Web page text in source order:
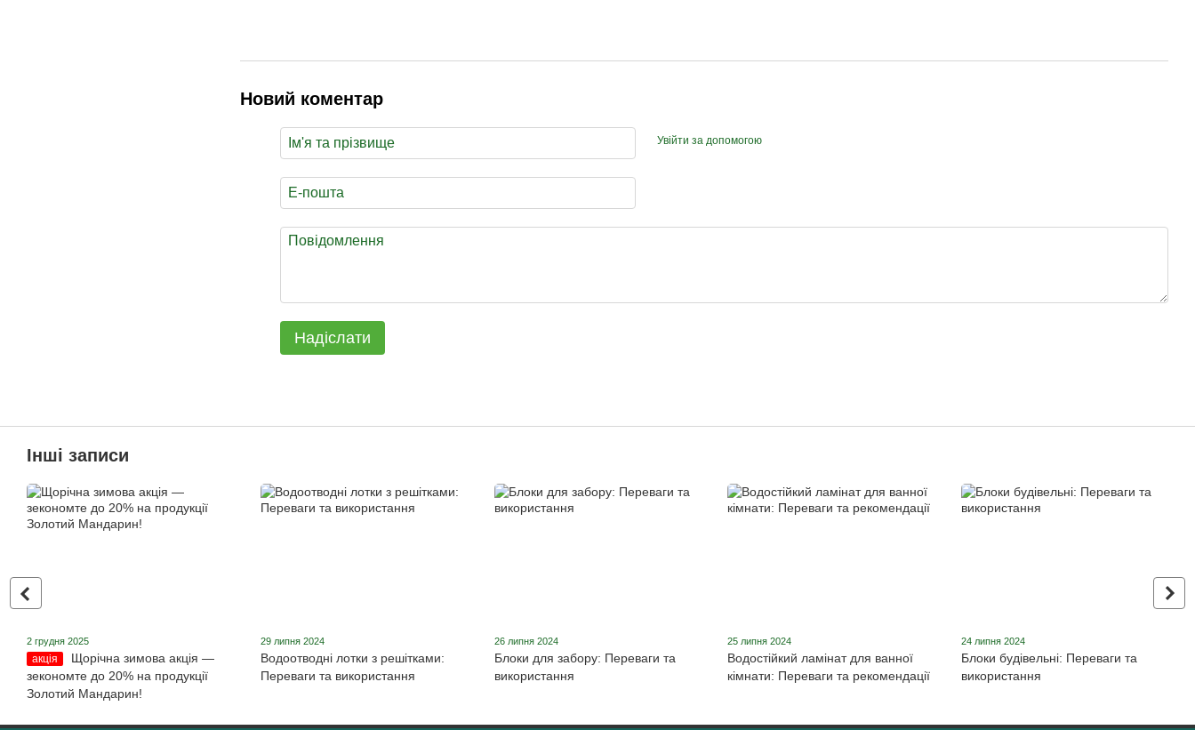
Новий коментар
Увійти за допомогою
Надіслати
Інші записи
2 грудня 2025
акція
Щорічна зимова акція ―
зекономте до 20% на продукції
Золотий Мандарин!
29 липня 2024
Водоотводні лотки з решітками:
Переваги та використання
26 липня 2024
Блоки для забору: Переваги та
використання
25 липня 2024
Водостійкий ламінат для ванної
кімнати: Переваги та рекомендації
24 липня 2024
Блоки будівельні: Переваги та
використання